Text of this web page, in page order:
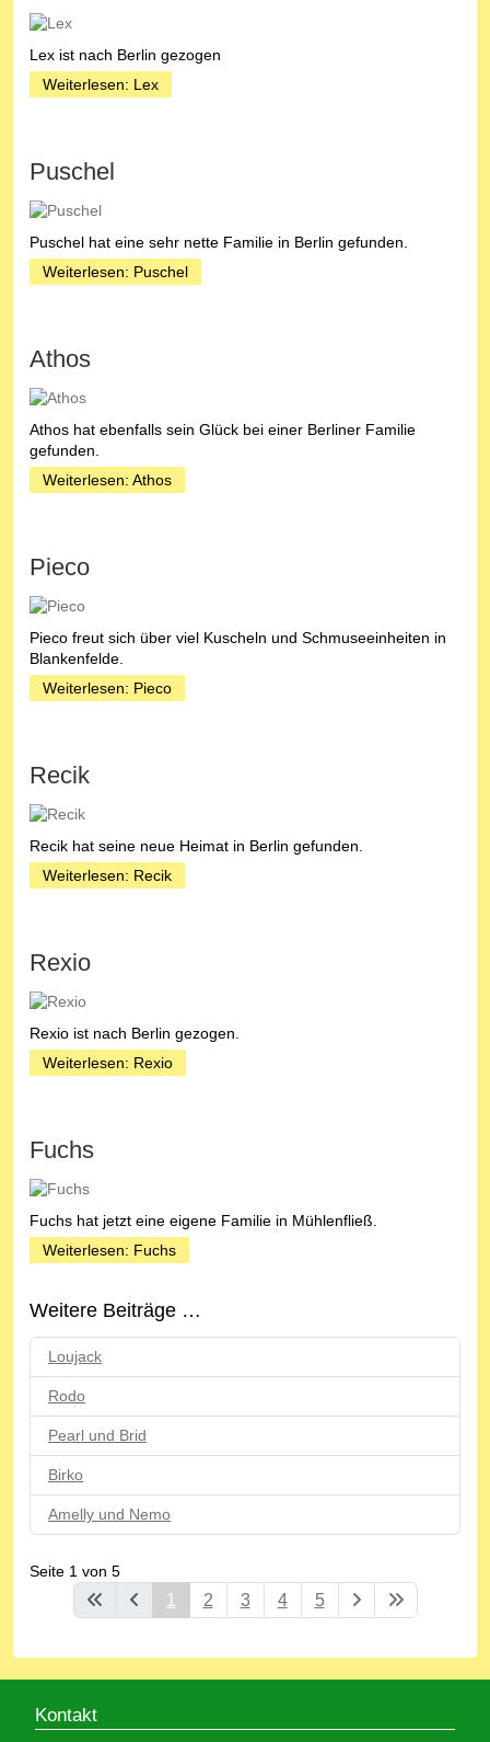
Lex ist nach Berlin gezogen
Weiterlesen: Lex
Puschel
Puschel hat eine sehr nette Familie in Berlin gefunden.
Weiterlesen: Puschel
Athos
Athos hat ebenfalls sein Glück bei einer Berliner Familie
gefunden.
Weiterlesen: Athos
Pieco
Pieco freut sich über viel Kuscheln und Schmuseeinheiten in
Blankenfelde.
Weiterlesen: Pieco
Recik
Recik hat seine neue Heimat in Berlin gefunden.
Weiterlesen: Recik
Rexio
Rexio ist nach Berlin gezogen.
Weiterlesen: Rexio
Fuchs
Fuchs hat jetzt eine eigene Familie in Mühlenfließ.
Weiterlesen: Fuchs
Weitere Beiträge …
Loujack
Rodo
Pearl und Brid
Birko
Amelly und Nemo
Seite 1 von 5
1 2 3 4 5
Kontakt